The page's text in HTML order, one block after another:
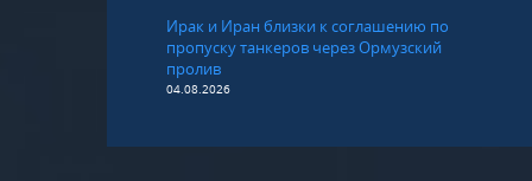
Ирак и Иран близки к соглашению по
пропуску танкеров через Ормузский
пролив
04.08.2026